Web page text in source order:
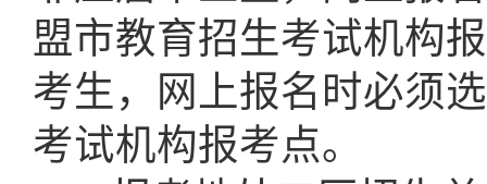
盟市教育招生考试机构
考生，网上报名时必须
考试机构报考点。